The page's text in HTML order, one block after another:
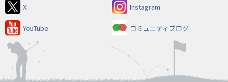
X Instagram
YouTube コミュニティブログ